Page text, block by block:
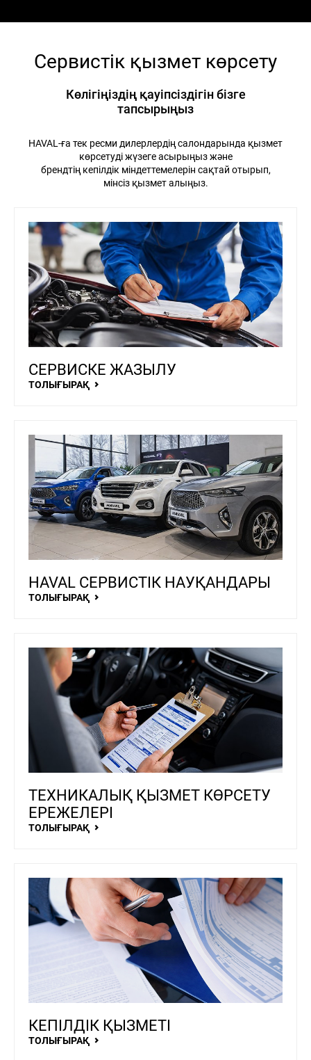
ЖАҢАЛЫҚТАР БАЙЛАНЫСТАР
8 (775)
040-07-05
Haval Taraz
Сервистік қызмет көрсету
Көлігіңіздің қауіпсіздігін бізге
тапсырыңыз
HAVAL-ға тек ресми дилерлердің салондарында қызмет
көрсетуді жүзеге асырыңыз және
брендтің кепілдік міндеттемелерін сақтай отырып,
мінсіз қызмет алыңыз.
СЕРВИСКЕ ЖАЗЫЛУ
ТОЛЫҒЫРАҚ
HAVAL СЕРВИСТІК НАУҚАНДАРЫ
ТОЛЫҒЫРАҚ
ТЕХНИКАЛЫҚ ҚЫЗМЕТ КӨРСЕТУ
ЕРЕЖЕЛЕРІ
ТОЛЫҒЫРАҚ
КЕПІЛДІК ҚЫЗМЕТІ
ТОЛЫҒЫРАҚ